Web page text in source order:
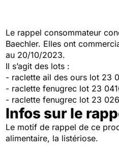
Le rappel consommateur
Baechler. Elles ont
au 20/10/2023.
Il s’agit des lots :
- raclette ail des ours lot 23
- raclette fenugrec lot 23
- raclette fenugrec lot 23
Infos sur le
Le motif de rappel de ce
alimentaire, la listériose.